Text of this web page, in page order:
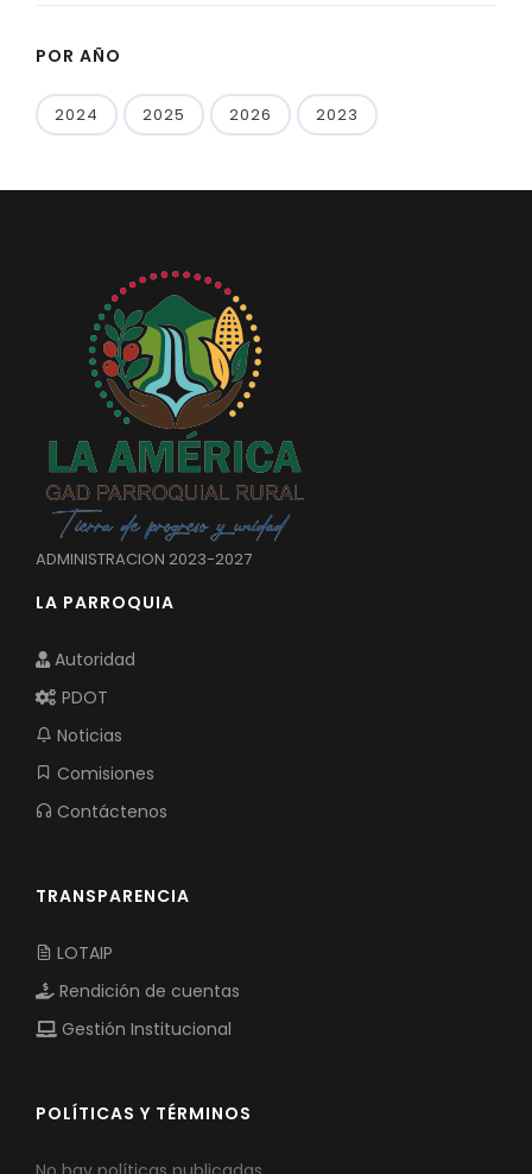
POR AÑO
2024 2025 2026 2023
ADMINISTRACION 2023-2027
LA PARROQUIA
Autoridad
PDOT
Noticias
Comisiones
Contáctenos
TRANSPARENCIA
LOTAIP
Rendición de cuentas
Gestión Institucional
POLÍTICAS Y TÉRMINOS